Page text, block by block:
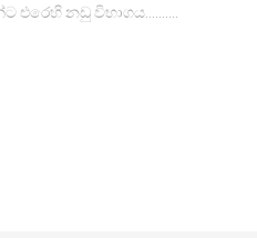
නඩු විභාගය……….